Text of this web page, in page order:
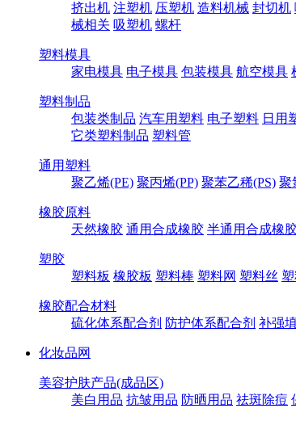
挤出机 注塑机 压塑机 造料机械 封切机
械相关 吸塑机 螺杆
塑料模具
家电模具 电子模具 包装模具 航空模具
塑料制品
包装类制品 汽车用塑料 电子塑料 日用
它类塑料制品 塑料管
通用塑料
聚乙烯(PE) 聚丙烯(PP) 聚苯乙稀(PS) 聚
橡胶原料
天然橡胶 通用合成橡胶 半通用合成橡
塑胶
塑料板 橡胶板 塑料棒 塑料网 塑料丝
橡胶配合材料
硫化体系配合剂 防护体系配合剂 补强
化妆品网
美容护肤产品(成品区)
美白用品 抗皱用品 防晒用品 祛斑除痘